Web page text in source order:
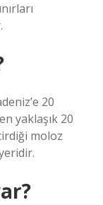
20
yaklaşık 20
moloz